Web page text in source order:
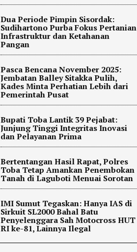
Dua Periode Pimpin Sisordak:
Sudihartono Purba Fokus Pertanian
Infrastruktur dan Ketahanan
Pangan
Pasca Bencana November 2025:
Jembatan Balley Sitakka Pulih,
Kades Minta Perhatian Lebih dari
Pemerintah Pusat
Bupati Toba Lantik 39 Pejabat:
Junjung Tinggi Integritas Inovasi
dan Pelayanan Prima
Bertentangan Hasil Rapat, Polres
Toba Tetap Amankan Penembokan
Tanah di Laguboti Menuai Sorotan
IMI Sumut Tegaskan: Hanya IAS di
Sirkuit SL2000 Bahal Batu
Penyelenggara Sah Motocross HUT
RI ke-81, Lainnya Ilegal